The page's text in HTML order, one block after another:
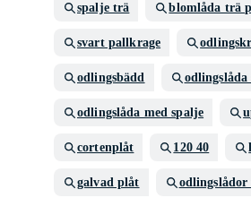
spalje trä blomlåda trä
svart pallkrage
odlingsbädd odlingslåda
odlingslåda med spalje
cortenplåt 120 40
galvad plåt odlingslådor